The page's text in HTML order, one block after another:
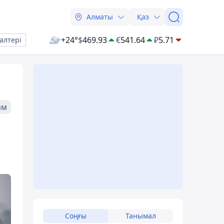
Алматы Қаз
+24°$469.93 €541.64 ₽5.71
Соңғы Танымал